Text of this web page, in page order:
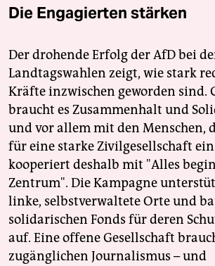
Die Engagierten stärken
Der drohende Erfolg der AfD bei
Landtagswahlen zeigt, wie stark
Kräfte inzwischen geworden sind.
braucht es Zusammenhalt und
und vor allem mit den Menschen,
für eine starke Zivilgesellschaft
kooperiert deshalb mit "Alles
Zentrum". Die Kampagne
linke, selbstverwaltete Orte und
solidarischen Fonds für deren
auf. Eine offene Gesellschaft
zugänglichen Journalismus – und